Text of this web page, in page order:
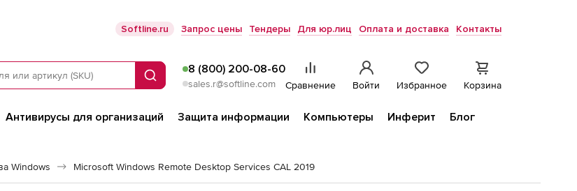
Softline.ru Запрос цены Тендеры Для юр.лиц Оплата и доставка Контакты
Поиск
8 (800) 200-08-60
sales.r@softline.com Сравнение Войти Избранное Корзина
Антивирусы для организаций Защита информации Компьютеры Инферит
Блог
Windows Microsoft Windows Remote Desktop Services CAL 2019